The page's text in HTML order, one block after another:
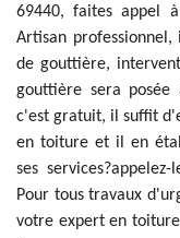
69440, faites appel
Artisan
de gouttière,
gouttière sera posée
c'est gratuit, il suffit
en toiture et il en
ses
Pour tous travaux
votre expert en